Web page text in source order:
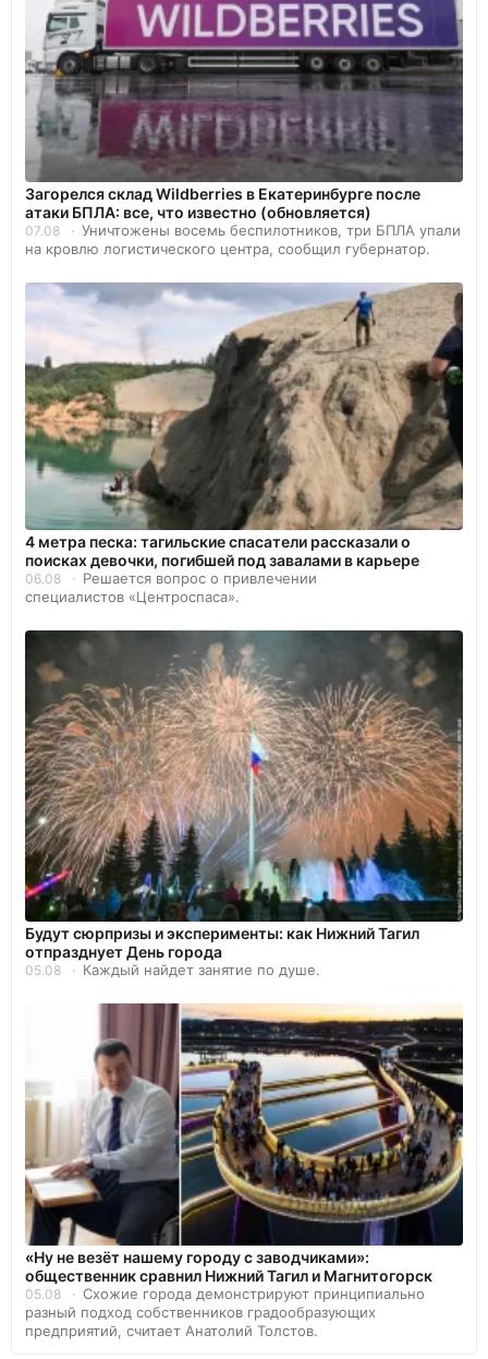
Загорелся склад Wildberries в Екатеринбурге после
атаки БПЛА: все, что известно (обновляется)
07.08
Уничтожены восемь беспилотников, три БПЛА упали
на кровлю логистического центра, сообщил губернатор.
4 метра песка: тагильские спасатели рассказали о
поисках девочки, погибшей под завалами в карьере
06.08
Решается вопрос о привлечении
специалистов «Центроспаса».
Будут сюрпризы и эксперименты: как Нижний Тагил
отпразднует День города
05.08 Каждый найдет занятие по душе.
«Ну не везёт нашему городу с заводчиками»:
общественник сравнил Нижний Тагил и Магнитогорск
05.08
Схожие города демонстрируют принципиально
разный подход собственников градообразующих
предприятий, считает Анатолий Толстов.